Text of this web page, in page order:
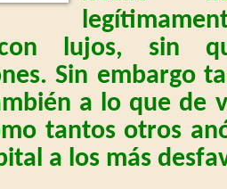
lujos, sin
Sin embargo
a lo que de
tantos otros
a los más